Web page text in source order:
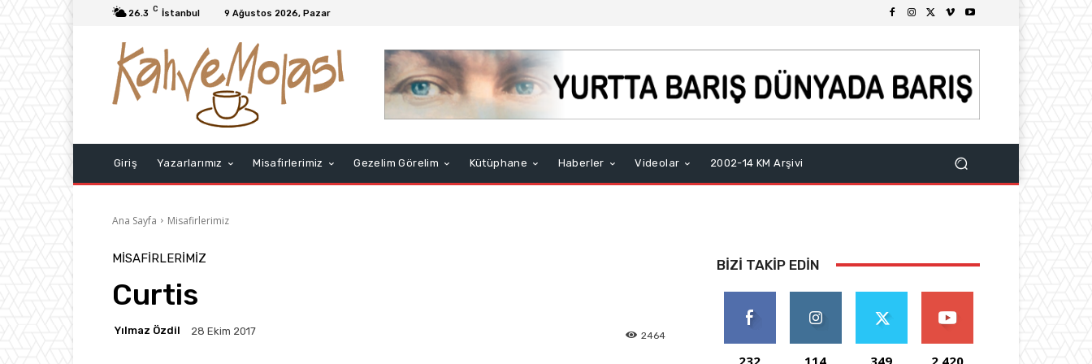
26.3 C İstanbul 9 Ağustos 2026, Pazar
Giriş Yazarlarımız Misafirlerimiz Gezelim Görelim Kütüphane Haberler Videolar 2002-14 KM Arşivi
Ana Sayfa Misafirlerimiz
MISAFIRLERIMIZ
Curtis
Yılmaz Özdil 28 Ekim 2017 2464
BIZI TAKIP EDIN
232 114 349 2,420